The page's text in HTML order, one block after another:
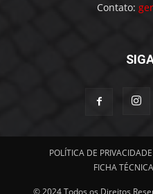
Contato:
POLÍTICA DE PRIVACIDADE
FICHA TÉCNICA